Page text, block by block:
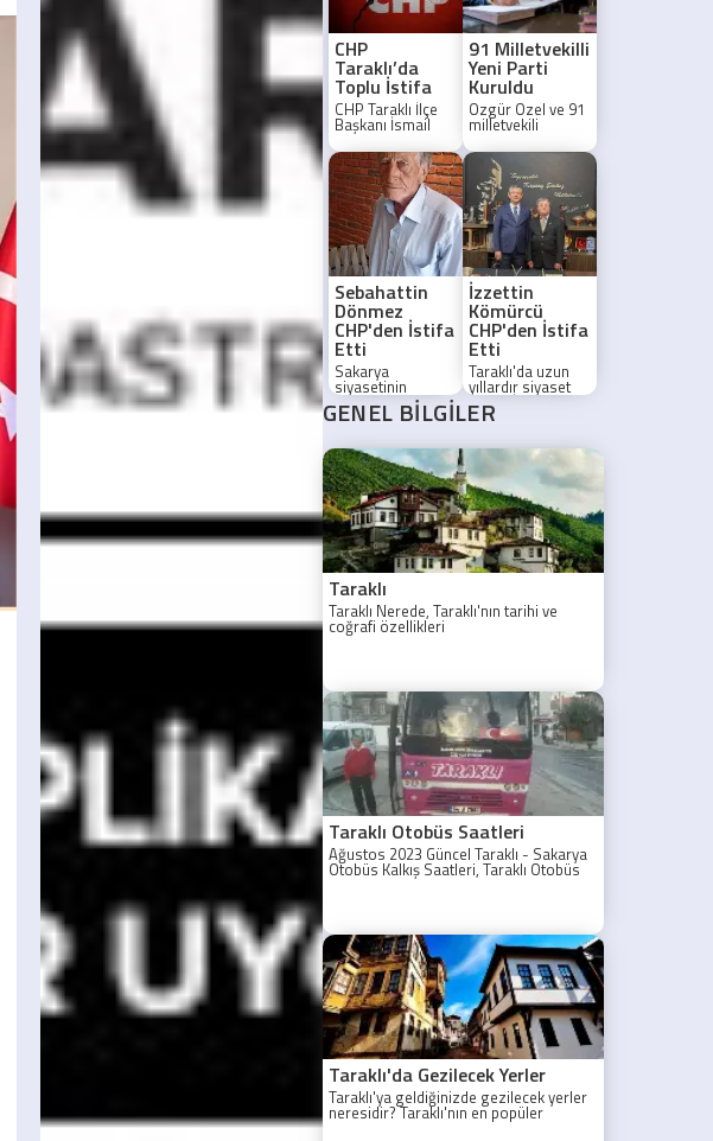
CHP
Taraklı’da
Toplu İstifa
CHP Taraklı İlçe
Başkanı İsmail
Doğan ve
yönetim kurulu
üyeleri partiden
istifa ettiklerini
duyurdu.
91 Milletvekilli
Yeni Parti
Kuruldu
Özgür Özel ve 91
milletvekili
ederek yeni bir
siyasi parti kurdu.
İstifalar TBMM'ye
sunulacak.
Sebahattin
Dönmez
CHP'den İstifa
Etti
Sakarya
siyasetinin
duayen ismi, 70
yıllık CHP'li 86
Sebahattin
Dönmez
partisinden istifa
etti.
İzzettin
Kömürcü
CHP'den İstifa
Etti
Taraklı'da uzun
yıllardır siyaset
yapan İzzettin
Kömürcü,
ederek Özgür
Özel'in yeni
hareketine
katılacağını
açıkladı.
GENEL BİLGİLER
Taraklı
Taraklı Nerede, Taraklı'nın tarihi ve
coğrafi özellikleri
Taraklı Otobüs Saatleri
Ağustos 2023 Güncel Taraklı - Sakarya
Otobüs Kalkış Saatleri, Taraklı Otobüs
Saatler 2021, Taraklı Otobüs Tarifesi,
zaman? Sakarya Taraklı İlk Otobüs Ne
Zaman, Sakarya Taraklı Otobüs Saatleri,
Taraklı Koop Otobüs Saatleri
Taraklı'da Gezilecek Yerler
Taraklı'ya geldiğinizde gezilecek yerler
neresidir? Taraklı'nın en popüler
gezilecek yerleri yazımızda.